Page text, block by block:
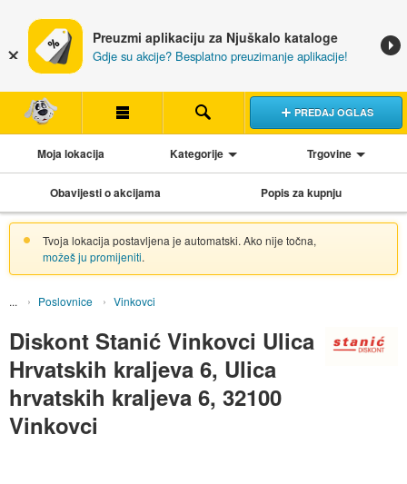
Preuzmi aplikaciju za Njuškalo kataloge
Gdje su akcije? Besplatno preuzimanje aplikacije!
PREDAJ OGLAS
Moja lokacija Kategorije Trgovine
Obavijesti o akcijama Popis za kupnju
Tvoja lokacija postavljena je automatski. Ako nije točna,
možeš ju promijeniti.
Poslovnice Vinkovci
Diskont Stanić Vinkovci Ulica
Hrvatskih kraljeva 6, Ulica
hrvatskih kraljeva 6, 32100
Vinkovci